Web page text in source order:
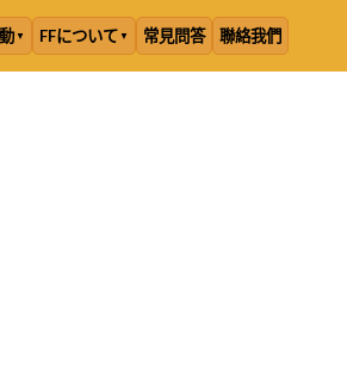
FFについて 常見問答 聯絡我們